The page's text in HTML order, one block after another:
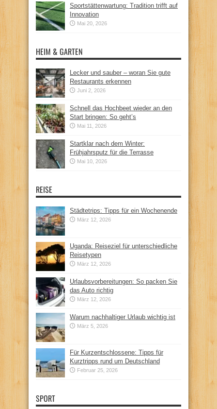
Sportstättenwartung: Tradition trifft auf
Innovation
Mai 20, 2026
HEIM & GARTEN
Lecker und sauber – woran Sie gute
Restaurants erkennen
Juni 2, 2026
Schnell das Hochbeet wieder an den
Start bringen: So geht’s
Mai 11, 2026
Startklar nach dem Winter:
Frühjahrsputz für die Terrasse
Mai 10, 2026
REISE
Städtetrips: Tipps für ein Wochenende
März 12, 2026
Uganda: Reiseziel für unterschiedliche
Reisetypen
März 12, 2026
Urlaubsvorbereitungen: So packen Sie
das Auto richtig
März 12, 2026
Warum nachhaltiger Urlaub wichtig ist
März 5, 2026
Für Kurzentschlossene: Tipps für
Kurztripps rund um Deutschland
Februar 25, 2026
SPORT